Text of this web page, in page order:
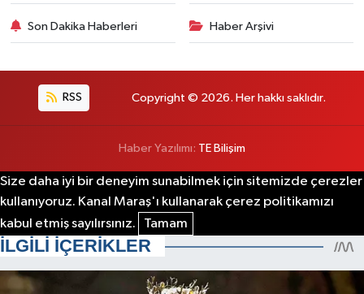
Son Dakika Haberleri Haber Arşivi
RSS Copyright © 2026. Her hakkı saklıdır.
Haber Yazılımı: TE Bilişim
Size daha iyi bir deneyim sunabilmek için sitemizde çerezler
kullanıyoruz. Kanal Maraş'ı kullanarak çerez politikamızı
kabul etmiş sayılırsınız.
Tamam